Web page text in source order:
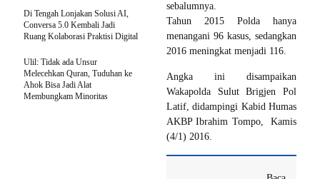
sebalumnya.
Tahun 2015 Polda hanya
menangani 96 kasus, sedangkan
2016 meningkat menjadi 116.
Angka ini disampaikan
Wakapolda Sulut Brigjen Pol
Latif, didampingi Kabid Humas
AKBP Ibrahim Tompo, Kamis
(4/1) 2016.
Di Tengah Lonjakan Solusi AI,
Conversa 5.0 Kembali Jadi
Ruang Kolaborasi Praktisi Digital
Ulil: Tidak ada Unsur
Melecehkan Quran, Tuduhan ke
Ahok Bisa Jadi Alat
Membungkam Minoritas